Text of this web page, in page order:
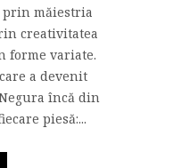
măiestria
creativitatea
variate.
a devenit
încă din
piesă:...